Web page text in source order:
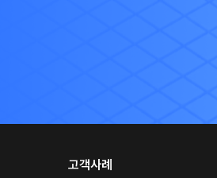
고객사례